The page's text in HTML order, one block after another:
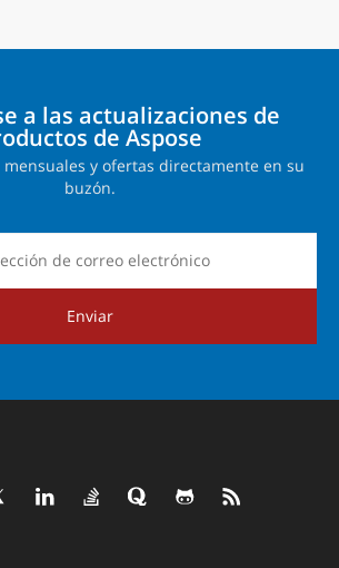
a las actualizaciones de
de Aspose
y ofertas directamente en su
buzón.
Enviar